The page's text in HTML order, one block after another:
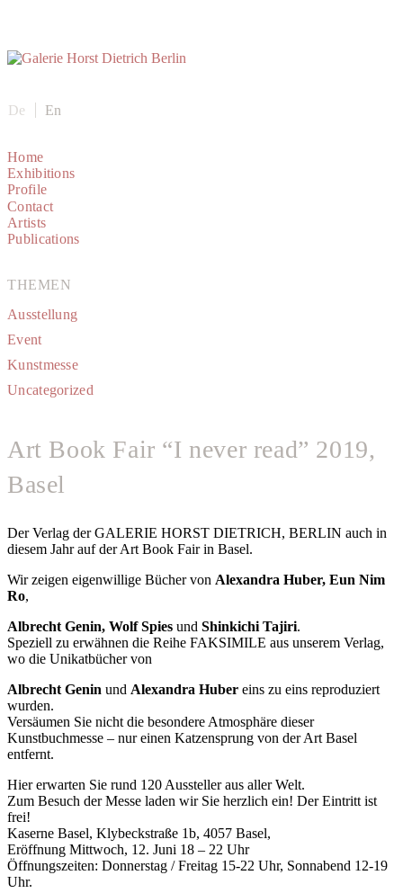
De En
Home
Exhibitions
Profile
Contact
Artists
Publications
THEMEN
Ausstellung
Event
Kunstmesse
Uncategorized
Art Book Fair “I never read” 2019,
Basel
Der Verlag der GALERIE HORST DIETRICH, BERLIN auch in
diesem Jahr auf der Art Book Fair in Basel.
Wir zeigen eigenwillige Bücher von Alexandra Huber, Eun Nim
Ro,
Albrecht Genin, Wolf Spies und Shinkichi Tajiri.
Speziell zu erwähnen die Reihe FAKSIMILE aus unserem Verlag,
wo die Unikatbücher von
Albrecht Genin und Alexandra Huber eins zu eins reproduziert
wurden.
Versäumen Sie nicht die besondere Atmosphäre dieser
Kunstbuchmesse – nur einen Katzensprung von der Art Basel
entfernt.
Hier erwarten Sie rund 120 Aussteller aus aller Welt.
Zum Besuch der Messe laden wir Sie herzlich ein! Der Eintritt ist
frei!
Kaserne Basel, Klybeckstraße 1b, 4057 Basel,
Eröffnung Mittwoch, 12. Juni 18 – 22 Uhr
Öffnungszeiten: Donnerstag / Freitag 15-22 Uhr, Sonnabend 12-19
Uhr.